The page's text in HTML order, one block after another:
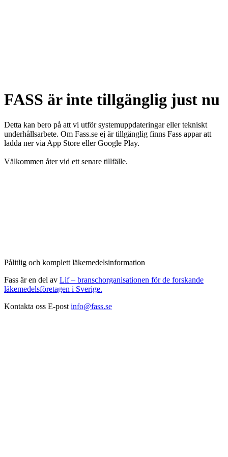
FASS är inte tillgänglig just nu
Detta kan bero på att vi utför systemuppdateringar eller tekniskt
underhållsarbete. Om Fass.se ej är tillgänglig finns Fass appar att
ladda ner via App Store eller Google Play.
Välkommen åter vid ett senare tillfälle.
Pålitlig och komplett läkemedelsinformation
Fass är en del av Lif – branschorganisationen för de forskande
läkemedelsföretagen i Sverige.
Kontakta oss E-post info@fass.se